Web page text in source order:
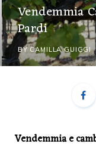
Vendemmia
Pardi
BY CAMILLA GUIGGI
Vendemmia e